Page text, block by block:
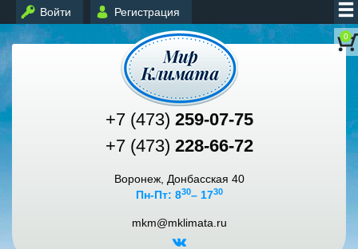
Войти Регистрация
0
+7 (473) 259-07-75
+7 (473) 228-66-72
Воронеж, Донбасская 40
Пн-Пт: 830– 1730
mkm@mklimata.ru